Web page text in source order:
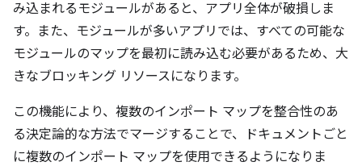
み込まれるモジュールがあると、アプリ全体が破損しま
す。また、モジュールが多いアプリでは、すべての可能な
モジュールのマップを最初に読み込む必要があるため、大
きなブロッキング リソースになります。
この機能により、複数のインポート マップを整合性のあ
る決定論的な方法でマージすることで、ドキュメントごと
に複数のインポート マップを使用できるようになりま